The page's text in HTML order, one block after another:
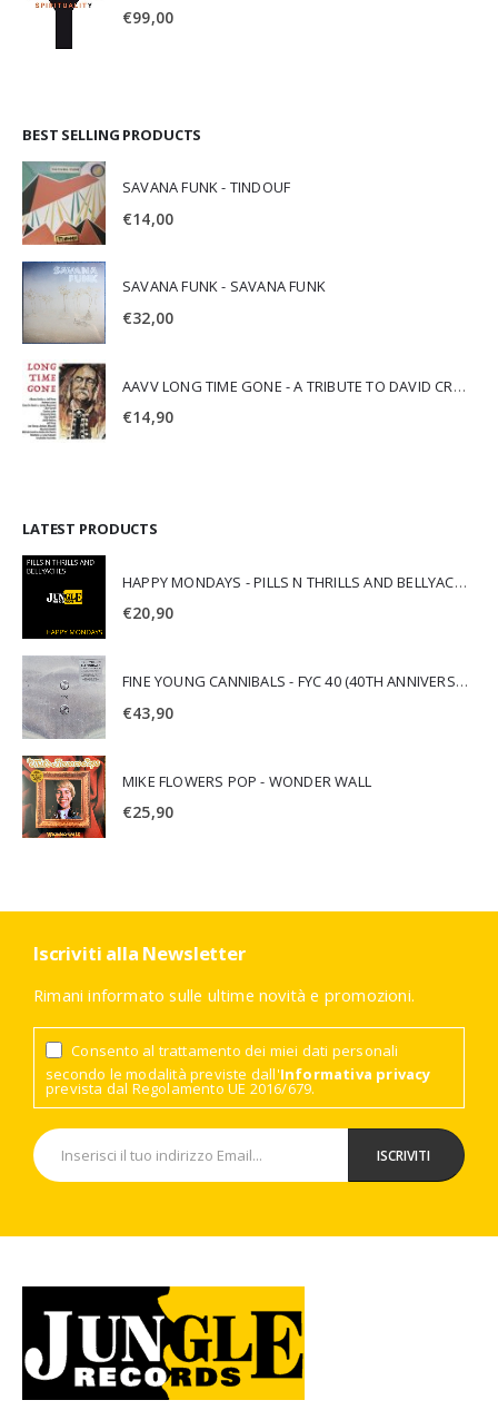
€99,00
BEST SELLING PRODUCTS
SAVANA FUNK - TINDOUF
€14,00
SAVANA FUNK - SAVANA FUNK
€32,00
AAVV LONG TIME GONE - A TRIBUTE TO DAVID CROSBY
€14,90
LATEST PRODUCTS
HAPPY MONDAYS - PILLS N THRILLS AND BELLYACHES
€20,90
FINE YOUNG CANNIBALS - FYC 40 (40TH ANNIVERSARY)
€43,90
MIKE FLOWERS POP - WONDER WALL
€25,90
Iscriviti alla Newsletter
Rimani informato sulle ultime novità e promozioni.
Consento al trattamento dei miei dati personali
secondo le modalità previste dall'Informativa privacy
prevista dal Regolamento UE 2016/679.